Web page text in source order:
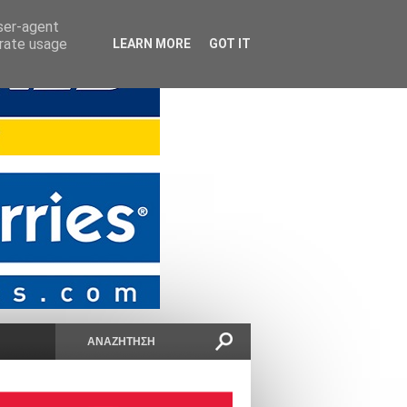
agent
usage
LEARN MORE GOT IT